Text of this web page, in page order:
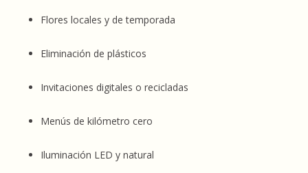
Flores locales y de temporada
Eliminación de plásticos
Invitaciones digitales o recicladas
Menús de kilómetro cero
Iluminación LED y natural